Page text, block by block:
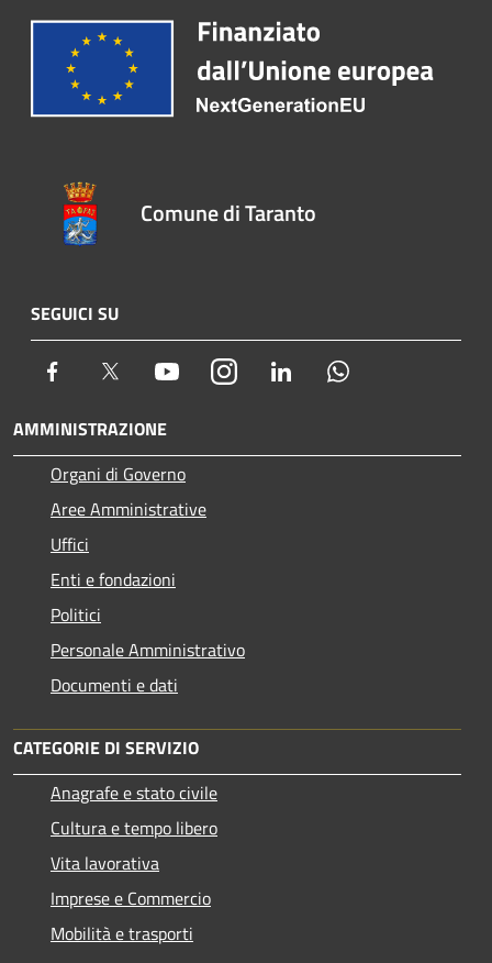
Comune di Taranto
SEGUICI SU
Facebook Twitter YoutubeInstagram LinkedIn
AMMINISTRAZIONE
Organi di Governo
Aree Amministrative
Uffici
Enti e fondazioni
Politici
Personale Amministrativo
Documenti e dati
CATEGORIE DI SERVIZIO
Anagrafe e stato civile
Cultura e tempo libero
Vita lavorativa
Imprese e Commercio
Mobilità e trasporti